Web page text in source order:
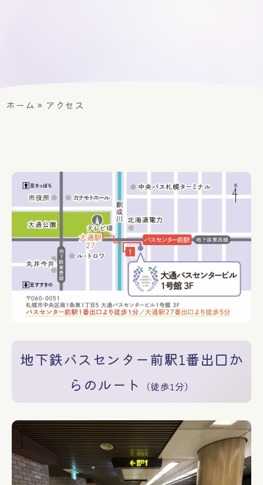
ホーム » アクセス
地下鉄バスセンター前駅1番出口か
らのルート
（徒歩1分）